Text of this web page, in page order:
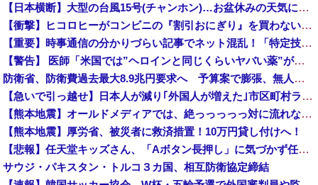
【日本横断】大型の台風15号(チャンホン)…お盆休みの天気に影響するおそれ
【衝撃】ヒコロヒーがコンビニの『割引おにぎり』を買わない理由がこちらｗｗｗｗ
【重要】時事通信の分かりづらい記事でネット混乱！「特定技能2号に5年枠登場」を移民拡大と勘違いし反対パブコメが殺到 ※実際は3年で永住申請できた...
【警告】 医師「米国では”ヘロインと同じくらいヤバい薬”が日本では平気で処方されてる」
防衛省、防衛費過去最大8.9兆円要求へ 予算案で膨張、無人機・AI導入
【急いで引っ越せ】日本人が減り｢外国人が増えた｣市区町村ランキングｷﾀ━━!
【熊本地震】オールドメディアでは、絶っっっっっ対に流れない動画
【熊本地震】厚労省、被災者に救済措置！10万円貸し付けへ！
【悲報】任天堂キッズさん、「Aボタン長押し」に気づかず任天堂に修正させてしまう
サウジ・パキスタン・トルコ３カ国、相互防衛協定締結